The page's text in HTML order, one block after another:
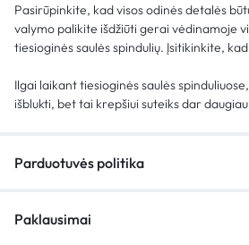
Pasirūpinkite, kad visos odinės detalės
valymo palikite išdžiūti gerai vėdinamoje
tiesioginės saulės spindulių. Įsitikinkite,
Ilgai laikant tiesioginės saulės
išblukti, bet tai krepšiui suteiks dar
Parduotuvės politika
Paklausimai